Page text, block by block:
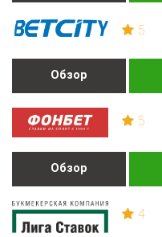
5
Обзор
5
Обзор
4